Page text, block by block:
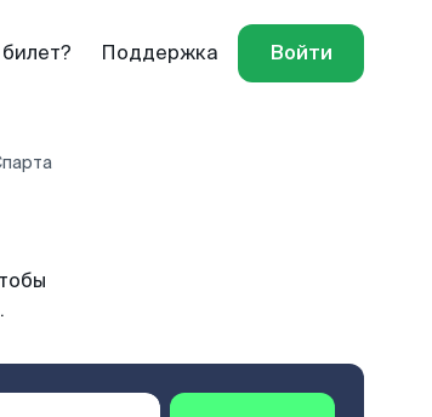
Поддержка Войти